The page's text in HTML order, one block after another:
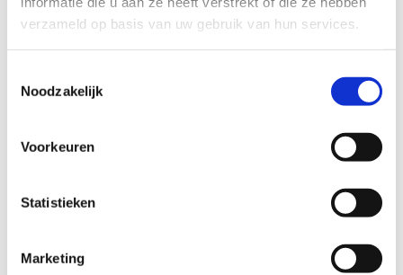
verzameld op basis van uw gebruik van hun services.
Noodzakelijk
Voorkeuren
Statistieken
Marketing
Vergaderzaal: 8 x 8 meter
het leslokaal?